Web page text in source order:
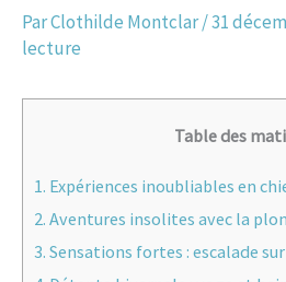
ParClothilde Montclar/31
lecture
Table des
1. Expériences inoubliables en
2. Aventures insolites avec la
3. Sensations fortes : escalade